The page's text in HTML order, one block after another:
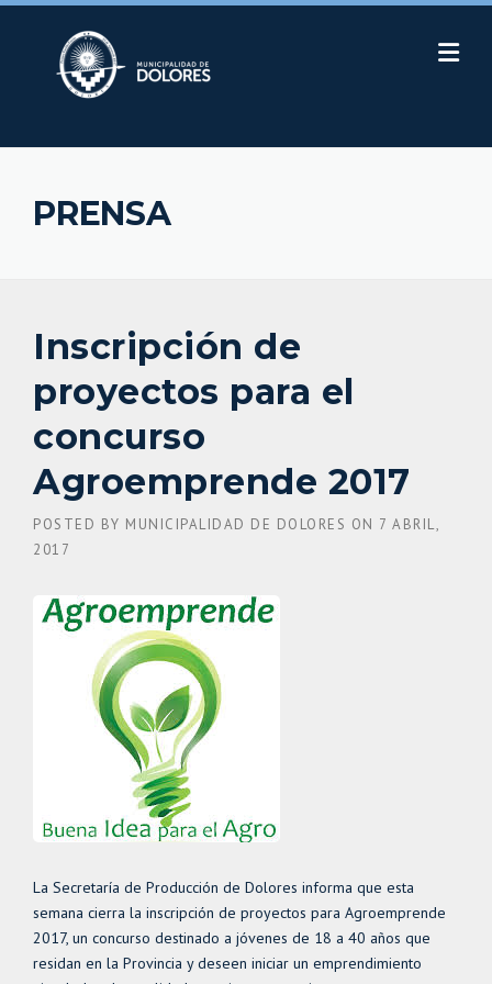
Skip
PRENSA
Inscripción de
proyectos para el
concurso
Agroemprende 2017
POSTED BY MUNICIPALIDAD DE DOLORES ON 7 ABRIL,
2017
La Secretaría de Producción de Dolores informa que esta
semana cierra la inscripción de proyectos para Agroemprende
2017, un concurso destinado a jóvenes de 18 a 40 años que
residan en la Provincia y deseen iniciar un emprendimiento